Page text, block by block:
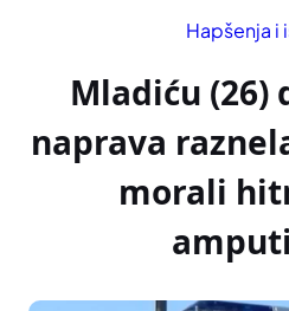
Hapšenja i
Mladiću (26)
naprava
morali